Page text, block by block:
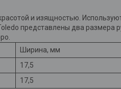
и изящностью.
представлены два размера
Ширина, мм
17,5
17,5